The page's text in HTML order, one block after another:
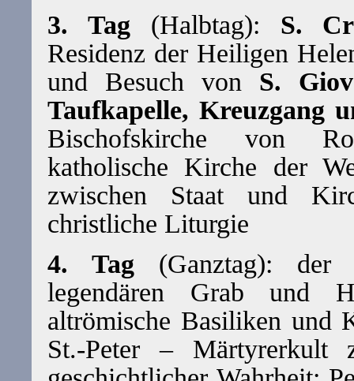
3. Tag (Halbtag): S.
Residenz der Heiligen
und Besuch von S.
Taufkapelle, Kreuzgang
Bischofskirche von
katholische Kirche der
zwischen Staat und
christliche Liturgie
4. Tag (Ganztag):
legendären Grab und
altrömische Basiliken und
St.-Peter – Märtyrerkult